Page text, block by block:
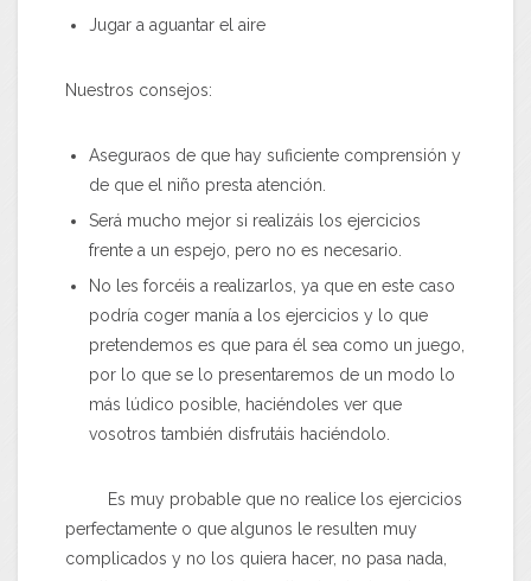
Jugar a aguantar el aire
Nuestros consejos:
Aseguraos de que hay suficiente comprensión y
de que el niño presta atención.
Será mucho mejor si realizáis los ejercicios
frente a un espejo, pero no es necesario.
No les forcéis a realizarlos, ya que en este caso
podría coger manía a los ejercicios y lo que
pretendemos es que para él sea como un juego,
por lo que se lo presentaremos de un modo lo
más lúdico posible, haciéndoles ver que
vosotros también disfrutáis haciéndolo.
Es muy probable que no realice los ejercicios
perfectamente o que algunos le resulten muy
complicados y no los quiera hacer, no pasa nada,